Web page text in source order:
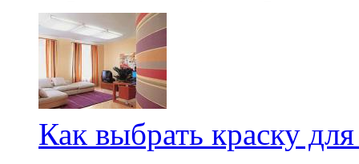
Как выбрать краску